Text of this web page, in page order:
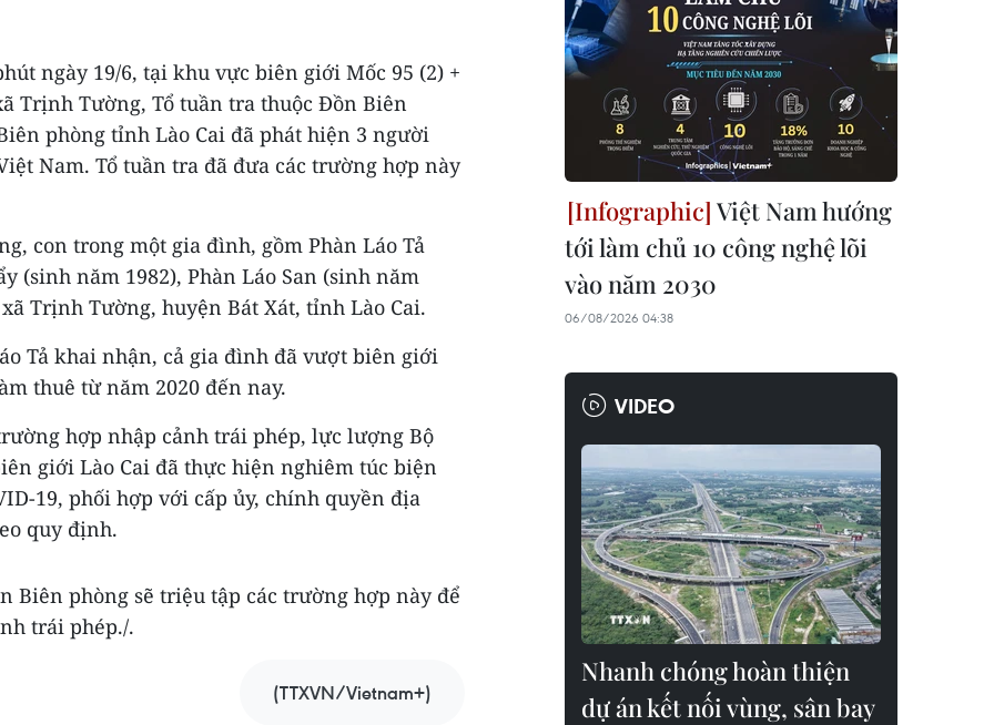
ngày 19/6, tại khu vực biên giới Mốc 95 (2) +
Trịnh Tường, Tổ tuần tra thuộc Đồn Biên
phòng tỉnh Lào Cai đã phát hiện 3 người
Nam. Tổ tuần tra đã đưa các trường hợp này
con trong một gia đình, gồm Phàn Láo Tả
(sinh năm 1982), Phàn Láo San (sinh năm
Trịnh Tường, huyện Bát Xát, tỉnh Lào Cai.
Tả khai nhận, cả gia đình đã vượt biên giới
thuê từ năm 2020 đến nay.
hợp nhập cảnh trái phép, lực lượng Bộ
giới Lào Cai đã thực hiện nghiêm túc biện
19, phối hợp với cấp ủy, chính quyền địa
quy định.
Biên phòng sẽ triệu tập các trường hợp này để
trái phép./.
(TTXVN/Vietnam+)
Việt Nam hướng
tới làm chủ 10 công nghệ lõi
vào năm 2030
06/08/2026 04:38
VIDEO
Nhanh chóng hoàn thiện
dự án kết nối vùng, sân bay